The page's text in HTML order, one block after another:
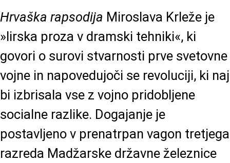
Hrvaška rapsodija Miroslava Krleže je
»lirska proza v dramski tehniki«, ki
govori o surovi stvarnosti prve svetovne
vojne in napovedujoči se revoluciji, ki naj
bi izbrisala vse z vojno pridobljene
socialne razlike. Dogajanje je
postavljeno v prenatrpan vagon tretjega
razreda Madžarske državne železnice